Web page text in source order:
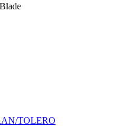
Blade
TOLERO